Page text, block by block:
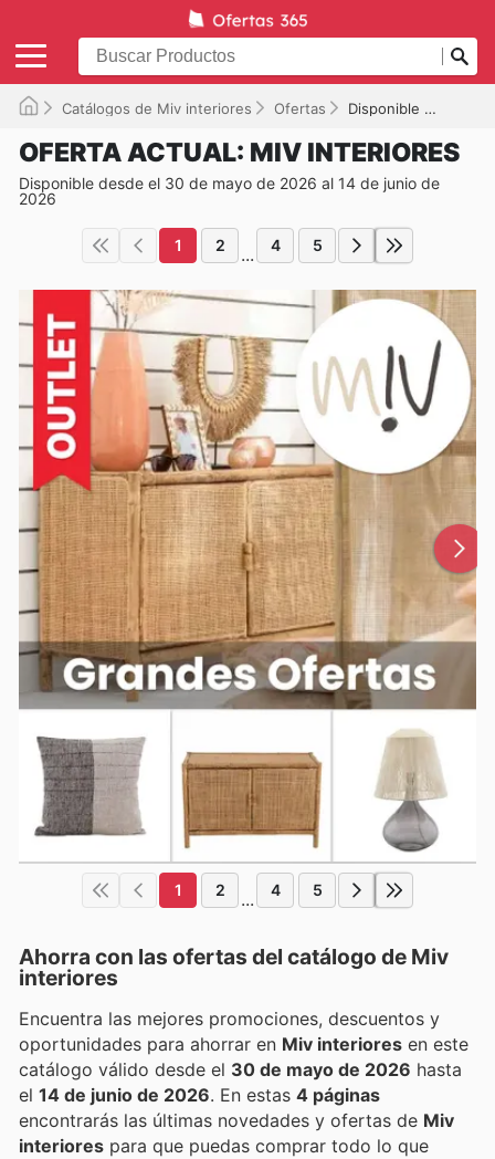
Catálogos de Miv interiores Ofertas Disponible hasta el 14/06/2026
OFERTA ACTUAL: MIV INTERIORES
Disponible desde el 30 de mayo de 2026 al 14 de junio de
2026
1 2 ... 4 5
1 2 ... 4 5
Ahorra con las ofertas del catálogo de Miv
interiores
Encuentra las mejores promociones, descuentos y
oportunidades para ahorrar en Miv interiores en este
catálogo válido desde el 30 de mayo de 2026 hasta
el 14 de junio de 2026 . En estas 4 páginas
encontrarás las últimas novedades y ofertas de Miv
interiores para que puedas comprar todo lo que